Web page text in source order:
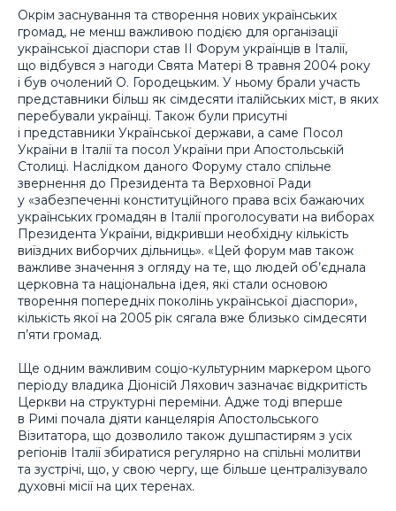
Окрім заснування та створення нових українських
громад, не менш важливою подією для організації
української діаспори став II Форум українців в Італії,
що відбувся з нагоди Свята Матері 8 травня 2004 року
і був очолений О. Городецьким. У ньому брали участь
представники більш як сімдесяти італійських міст, в яких
перебували українці. Також були присутні
і представники Української держави, а саме Посол
України в Італії та посол України при Апостольській
Столиці. Наслідком даного Форуму стало спільне
звернення до Президента та Верховної Ради
у «забезпеченні конституційного права всіх бажаючих
українських громадян в Італії проголосувати на виборах
Президента України, відкривши необхідну кількість
виїздних виборчих дільниць». «Цей форум мав також
важливе значення з огляду на те, що людей об’єднала
церковна та національна ідея, які стали основою
творення попередніх поколінь української діаспори»,
кількість якої на 2005 рік сягала вже близько сімдесяти
п’яти громад.
Ще одним важливим соціо-культурним маркером цього
періоду владика Діонісій Ляхович зазначає відкритість
Церкви на структурні переміни. Адже тоді вперше
в Римі почала діяти канцелярія Апостольського
Візитатора, що дозволило також душпастирям з усіх
регіонів Італії збиратися регулярно на спільні молитви
та зустрічі, що, у свою чергу, ще більше централізувало
духовні місії на цих теренах.